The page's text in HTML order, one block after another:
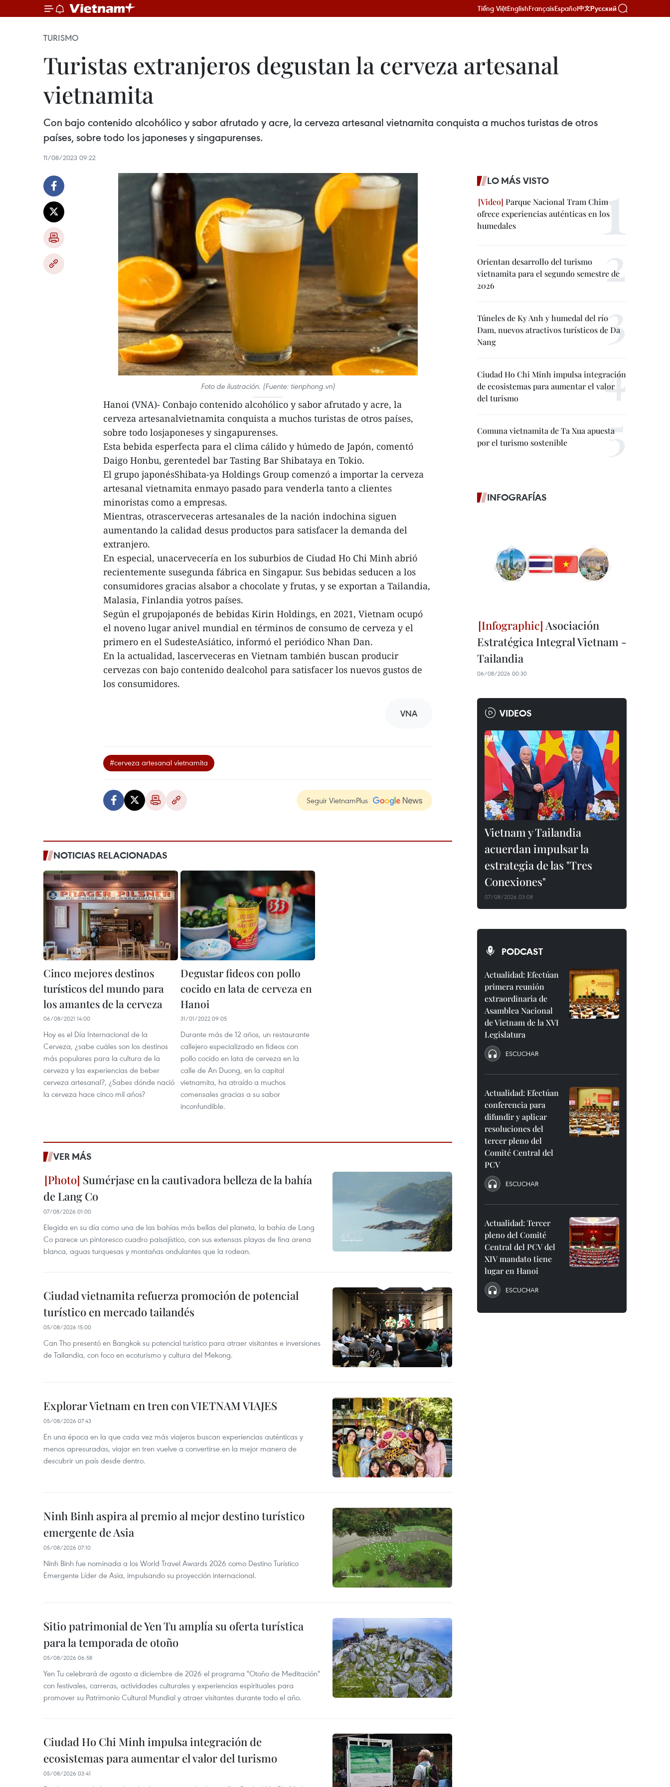
Tiếng ViệtEnglishFrançaisEspañol中文Русский
TURISMO
Turistas extranjeros degustan la cerveza artesanal
vietnamita
Con bajo contenido alcohólico y sabor afrutado y acre, la cerveza artesanal vietnamita conquista a muchos turistas de otros
países, sobre todo los japoneses y singapurenses.
11/08/2023 09:22
Foto de ilustración. (Fuente: tienphong.vn)
Hanoi (VNA)- Conbajo contenido alcohólico y sabor afrutado y acre, la
cerveza artesanalvietnamita conquista a muchos turistas de otros países,
sobre todo losjaponeses y singapurenses.
Esta bebida esperfecta para el clima cálido y húmedo de Japón, comentó
Daigo Honbu, gerentedel bar Tasting Bar Shibataya en Tokio.
El grupo japonésShibata-ya Holdings Group comenzó a importar la cerveza
artesanal vietnamita enmayo pasado para venderla tanto a clientes
minoristas como a empresas.
Mientras, otrascerveceras artesanales de la nación indochina siguen
aumentando la calidad desus productos para satisfacer la demanda del
extranjero.
En especial, unacervecería en los suburbios de Ciudad Ho Chi Minh abrió
recientemente susegunda fábrica en Singapur. Sus bebidas seducen a los
consumidores gracias alsabor a chocolate y frutas, y se exportan a Tailandia,
Malasia, Finlandia yotros países.
Según el grupojaponés de bebidas Kirin Holdings, en 2021, Vietnam ocupó
el noveno lugar anivel mundial en términos de consumo de cerveza y el
primero en el SudesteAsiático, informó el periódico Nhan Dan.
En la actualidad, lascerveceras en Vietnam también buscan producir
cervezas con bajo contenido dealcohol para satisfacer los nuevos gustos de
los consumidores.
VNA
#cerveza artesanal vietnamita
Seguir VietnamPlus
NOTICIAS RELACIONADAS
Cinco mejores destinos
turísticos del mundo para
los amantes de la cerveza
06/08/2021 14:00
Hoy es el Día Internacional de la
Cerveza, ¿sabe cuáles son los destinos
más populares para la cultura de la
cerveza y las experiencias de beber
cerveza artesanal?, ¿Sabes dónde nació
la cerveza hace cinco mil años?
Degustar fideos con pollo
cocido en lata de cerveza en
Hanoi
31/01/2022 09:05
Durante más de 12 años, un restaurante
callejero especializado en fideos con
pollo cocido en lata de cerveza en la
calle de An Duong, en la capital
vietnamita, ha atraído a muchos
comensales gracias a su sabor
inconfundible.
VER MÁS
Sumérjase en la cautivadora belleza de la bahía
de Lang Co
07/08/2026 01:00
Elegida en su día como una de las bahías más bellas del planeta, la bahía de Lang
Co parece un pintoresco cuadro paisajístico, con sus extensas playas de fina arena
blanca, aguas turquesas y montañas ondulantes que la rodean.
Ciudad vietnamita refuerza promoción de potencial
turístico en mercado tailandés
05/08/2026 15:00
Can Tho presentó en Bangkok su potencial turístico para atraer visitantes e inversiones
de Tailandia, con foco en ecoturismo y cultura del Mekong.
Explorar Vietnam en tren con VIETNAM VIAJES
05/08/2026 07:43
En una época en la que cada vez más viajeros buscan experiencias auténticas y
menos apresuradas, viajar en tren vuelve a convertirse en la mejor manera de
descubrir un país desde dentro.
Ninh Binh aspira al premio al mejor destino turístico
emergente de Asia
05/08/2026 07:10
Ninh Binh fue nominada a los World Travel Awards 2026 como Destino Turístico
Emergente Líder de Asia, impulsando su proyección internacional.
Sitio patrimonial de Yen Tu amplía su oferta turística
para la temporada de otoño
05/08/2026 06:58
Yen Tu celebrará de agosto a diciembre de 2026 el programa "Otoño de Meditación"
con festivales, carreras, actividades culturales y experiencias espirituales para
promover su Patrimonio Cultural Mundial y atraer visitantes durante todo el año.
Ciudad Ho Chi Minh impulsa integración de
ecosistemas para aumentar el valor del turismo
05/08/2026 03:41
LO MÁS VISTO
Parque Nacional Tram Chim
ofrece experiencias auténticas en los
humedales
Orientan desarrollo del turismo
vietnamita para el segundo semestre de
2026
Túneles de Ky Anh y humedal del río
Dam, nuevos atractivos turísticos de Da
Nang
Ciudad Ho Chi Minh impulsa integración
de ecosistemas para aumentar el valor
del turismo
Comuna vietnamita de Ta Xua apuesta
por el turismo sostenible
INFOGRAFÍAS
Asociación
Estratégica Integral Vietnam -
Tailandia
06/08/2026 00:30
VIDEOS
Vietnam y Tailandia
acuerdan impulsar la
estrategia de las "Tres
Conexiones"
07/08/2026 03:08
PODCAST
Actualidad: Efectúan
primera reunión
extraordinaria de
Asamblea Nacional
de Vietnam de la XVI
Legislatura
ESCUCHAR
Actualidad: Efectúan
conferencia para
difundir y aplicar
resoluciones del
tercer pleno del
Comité Central del
PCV
ESCUCHAR
Actualidad: Tercer
pleno del Comité
Central del PCV del
XIV mandato tiene
lugar en Hanoi
ESCUCHAR